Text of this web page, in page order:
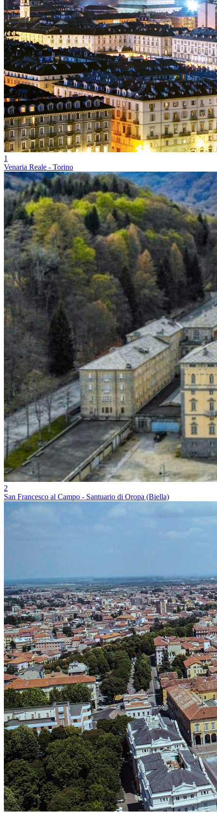
1
Venaria Reale - Torino
2
San Francesco al Campo - Santuario di Oropa (Biella)